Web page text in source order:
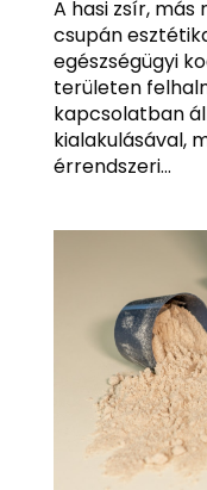
A hasi zsír, más
csupán
egészségügyi
területen
kapcsolatban
kialakulásával,
érrendszeri...